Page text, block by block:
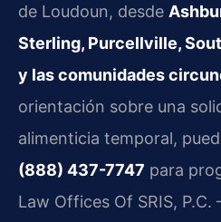
de Loudoun, desde
Sterling, Purcellville,
y las comunidades
orientación sobre una
alimenticia temporal,
(888) 437-7747 para
Law Offices Of SRIS,